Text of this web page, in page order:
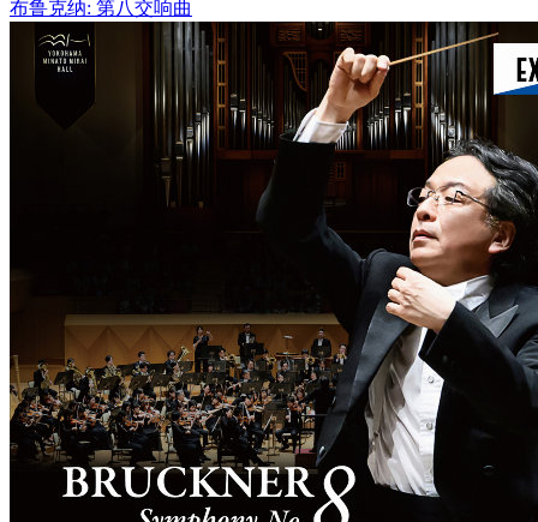
布鲁克纳: 第八交响曲